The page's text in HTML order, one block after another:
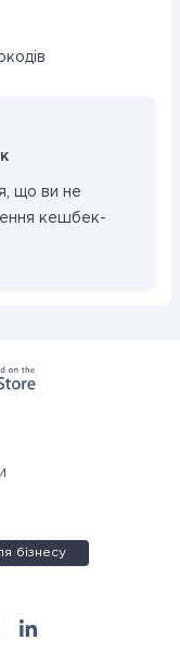
що ви не
кешбек-
бізнесу